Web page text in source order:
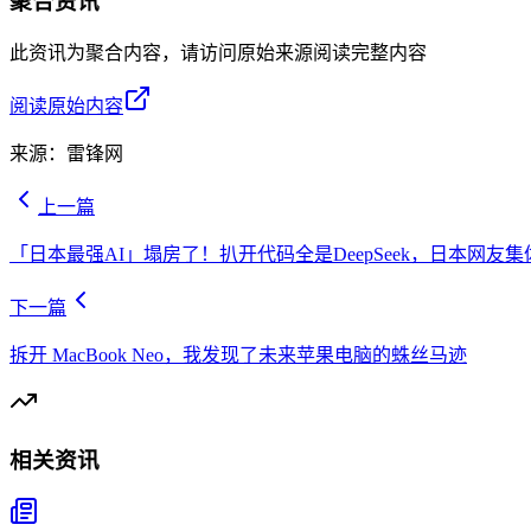
此资讯为聚合内容，请访问原始来源阅读完整内容
阅读原始内容
来源： 雷锋网
上一篇
「日本最强AI」塌房了！扒开代码全是DeepSeek，日本网友集
下一篇
拆开 MacBook Neo，我发现了未来苹果电脑的蛛丝马迹
相关资讯